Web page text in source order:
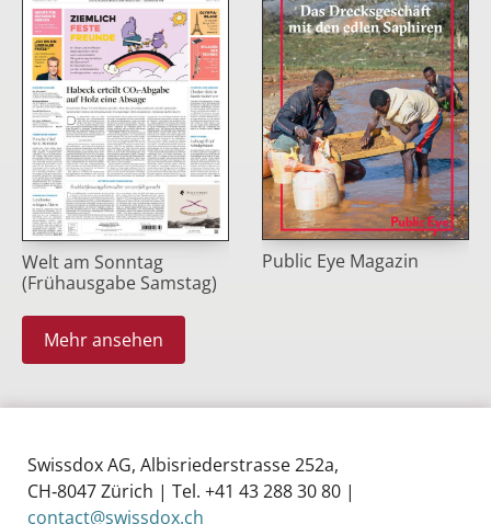
Welt am Sonntag
(Frühausgabe Samstag)
Public Eye Magazin
Mehr ansehen
Swissdox AG, Albisriederstrasse 252a,
CH‑8047 Zürich | Tel. +41 43 288 30 80 |
contact@swissdox.ch